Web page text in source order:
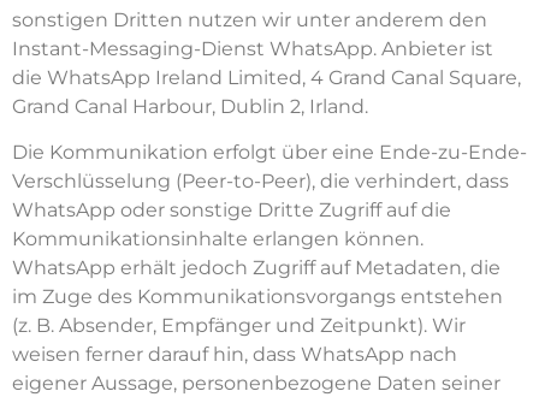
sonstigen Dritten nutzen wir unter anderem den
Instant-Messaging-Dienst WhatsApp. Anbieter ist
die WhatsApp Ireland Limited, 4 Grand Canal Square,
Grand Canal Harbour, Dublin 2, Irland.
Die Kommunikation erfolgt über eine Ende-zu-Ende-
Verschlüsselung (Peer-to-Peer), die verhindert, dass
WhatsApp oder sonstige Dritte Zugriff auf die
Kommunikationsinhalte erlangen können.
WhatsApp erhält jedoch Zugriff auf Metadaten, die
im Zuge des Kommunikationsvorgangs entstehen
(z. B. Absender, Empfänger und Zeitpunkt). Wir
weisen ferner darauf hin, dass WhatsApp nach
eigener Aussage, personenbezogene Daten seiner